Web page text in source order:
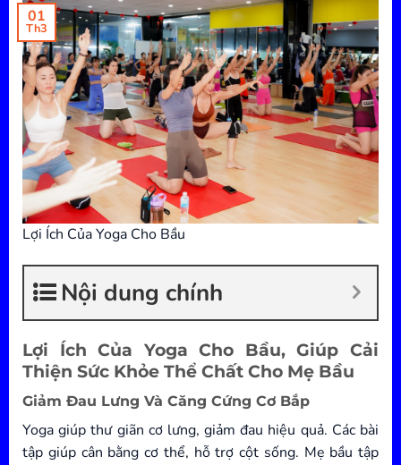
01
Th3
Lợi Ích Của Yoga Cho Bầu
Nội dung chính
Lợi Ích Của Yoga Cho Bầu, Giúp Cải
Thiện Sức Khỏe Thể Chất Cho Mẹ Bầu
Giảm Đau Lưng Và Căng Cứng Cơ Bắp
Yoga giúp thư giãn cơ lưng, giảm đau hiệu quả. Các bài
tập giúp cân bằng cơ thể, hỗ trợ cột sống. Mẹ bầu tập